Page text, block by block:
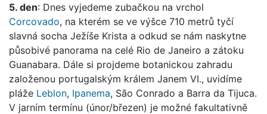
5. den: Dnes vyjedeme zubačkou na vrchol
Corcovado, na kterém se ve výšce 710 metrů tyčí
slavná socha Ježíše Krista a odkud se nám naskytne
působivé panorama na celé Rio de Janeiro a zátoku
Guanabara. Dále si projdeme botanickou zahradu
založenou portugalským králem Janem VI., uvidíme
pláže Leblon, Ipanema, São Conrado a Barra da Tijuca.
V jarním termínu (únor/březen) je možné fakultativně